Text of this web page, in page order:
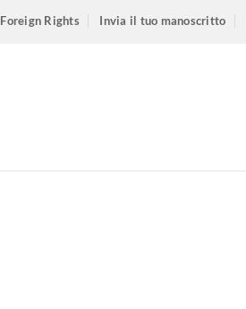
Foreign Rights Invia il tuo manoscritto